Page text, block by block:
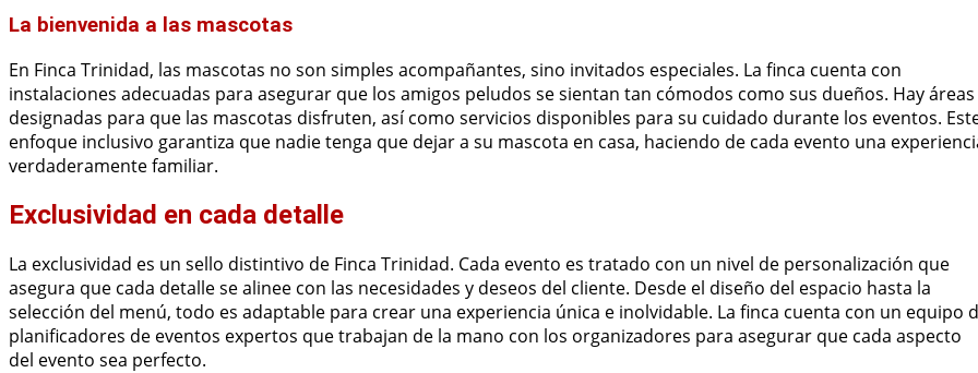
La bienvenida a las mascotas
En Finca Trinidad, las mascotas no son simples acompañantes, sino invitados especiales. La finca cuenta con
instalaciones adecuadas para asegurar que los amigos peludos se sientan tan cómodos como sus dueños. Hay áreas
designadas para que las mascotas disfruten, así como servicios disponibles para su cuidado durante los eventos.
enfoque inclusivo garantiza que nadie tenga que dejar a su mascota en casa, haciendo de cada evento una
verdaderamente familiar.
Exclusividad en cada detalle
La exclusividad es un sello distintivo de Finca Trinidad. Cada evento es tratado con un nivel de personalización que
asegura que cada detalle se alinee con las necesidades y deseos del cliente. Desde el diseño del espacio hasta la
selección del menú, todo es adaptable para crear una experiencia única e inolvidable. La finca cuenta con un equipo
planificadores de eventos expertos que trabajan de la mano con los organizadores para asegurar que cada aspecto
del evento sea perfecto.